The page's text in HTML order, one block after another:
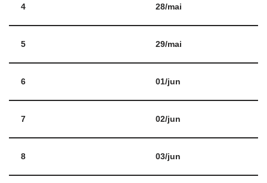
4 28/mai
5 29/mai
6 01/jun
7 02/jun
8 03/jun